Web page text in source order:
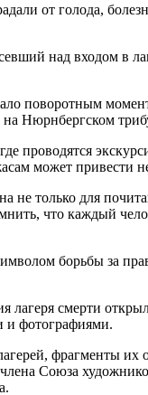
от голода,
над входом в
поворотным
Нюрнбергском
проводятся
может привести
не только для
что каждый
борьбы за
смерти
и фотографиями.
фрагменты
Союза